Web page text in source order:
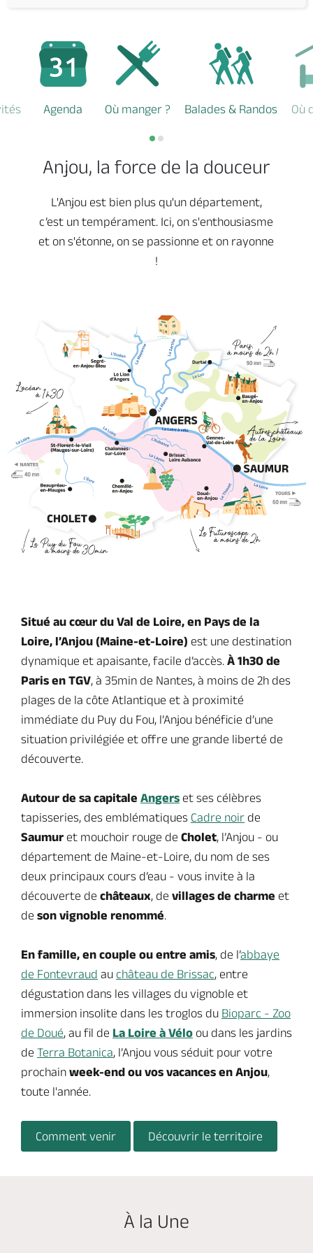
Anjou, la force de la douceur
L'Anjou est bien plus qu'un département,
c’est un tempérament. Ici, on s'enthousiasme
et on s'étonne, on se passionne et on rayonne
!
Situé au cœur du Val de Loire, en Pays de la
Loire, l’Anjou (Maine-et-Loire) est une destination
dynamique et apaisante, facile d’accès. À 1h30 de
Paris en TGV, à 35min de Nantes, à moins de 2h des
plages de la côte Atlantique et à proximité
immédiate du Puy du Fou, l’Anjou bénéficie d’une
situation privilégiée et offre une grande liberté de
découverte.
Autour de sa capitale Angers et ses célèbres
tapisseries, des emblématiques Cadre noir de
Saumur et mouchoir rouge de Cholet, l’Anjou - ou
département de Maine-et-Loire, du nom de ses
deux principaux cours d’eau - vous invite à la
découverte de châteaux, de villages de charme et
de son vignoble renommé.
En famille, en couple ou entre amis, de l’abbaye
de Fontevraud au château de Brissac, entre
dégustation dans les villages du vignoble et
immersion insolite dans les troglos du Bioparc - Zoo
de Doué, au fil de La Loire à Vélo ou dans les jardins
de Terra Botanica, l’Anjou vous séduit pour votre
prochain week-end ou vos vacances en Anjou,
toute l'année.
Comment venir Découvrir le territoire
À la Une
Agenda Où manger ? Balades & Randos Où